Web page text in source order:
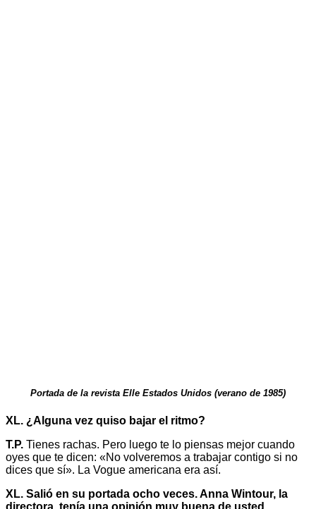
Portada de la revista Elle Estados Unidos (verano de 1985)
XL. ¿Alguna vez quiso bajar el ritmo?
T.P. Tienes rachas. Pero luego te lo piensas mejor cuando
oyes que te dicen: «No volveremos a trabajar contigo si no
dices que sí». La Vogue americana era así.
XL. Salió en su portada ocho veces. Anna Wintour, la
directora, tenía una opinión muy buena de usted.